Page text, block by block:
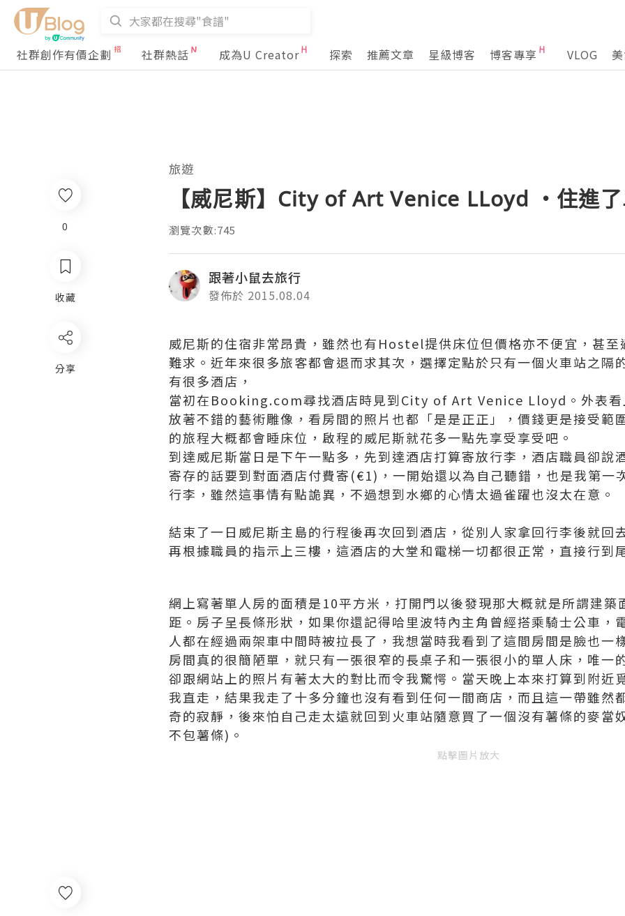
社群創作有價企劃 社群熱話 成為U Creator 探索 推薦文章 星級博客 博客專享 VLOG
旅遊
【威尼斯】City of Art Venice LLoyd ・住進
瀏覽次數:745
跟著小鼠去旅行
發佈於 2015.08.04
威尼斯的住宿非常昂貴，雖然也有Hostel提供床位但價格亦不便宜，甚
難求。 近年來很多旅客都會退而求其次，選擇定點於只有一個火車站之
有很多酒店，
當初在Booking.com尋找酒店時見到City of Art Venice Lloyd。外表看
放著不錯的藝術雕像， 看房間的照片也都「是是正正」，價錢更是接受範
的旅程大概都會睡床位， 啟程的威尼斯就花多一點先享受享受吧。
到達威尼斯當日是下午一點多，先到達酒店打算寄放行李，酒店職員卻說
寄存的話要到對面酒店付費寄(€1)，一開始還以為自己聽錯，也是我第一
行李， 雖然這事情有點詭異，不過想到水鄉的心情太過雀躍也沒太在意。
結束了一日威尼斯主島的行程後再次回到酒店，從別人家拿回行李後就
再根據職員的指示上三樓，這酒店的大堂和電梯一切都很正常，直接行到
網上寫著單人房的面積是10平方米，打開門以後發現那大概就是所謂建築
距。 房子呈長條形狀，如果你還記得哈里波特內主角曾經搭乘騎士公車，
人都在經過兩架車中間時被拉長了，我想當時我看到了這間房間是臉也一
房間真的很簡陋單，就只有一張很窄的長桌子和一張很小的單人床，唯一
卻跟網站上的照片有著太大的對比而令我驚愕。 當天晚上本來打算到附近
我直走， 結果我走了十多分鐘也沒有看到任何一間商店，而且這一帶雖然
奇的寂靜， 後來怕自己走太遠就回到火車站隨意買了一個沒有薯條的麥當
不包薯條)。
點擊圖片放大
0
收藏
分享